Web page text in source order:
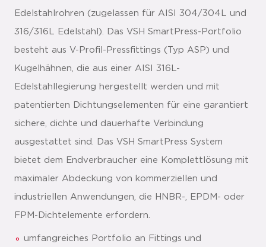
Edelstahlrohren (zugelassen für AISI 304/304L und
316/316L Edelstahl). Das VSH SmartPress-Portfolio
besteht aus V-Profil-Pressfittings (Typ ASP) und
Kugelhähnen, die aus einer AISI 316L-
Edelstahllegierung hergestellt werden und mit
patentierten Dichtungselementen für eine garantiert
sichere, dichte und dauerhafte Verbindung
ausgestattet sind. Das VSH SmartPress System
bietet dem Endverbraucher eine Komplettlösung mit
maximaler Abdeckung von kommerziellen und
industriellen Anwendungen, die HNBR-, EPDM- oder
FPM-Dichtelemente erfordern.
umfangreiches Portfolio an Fittings und